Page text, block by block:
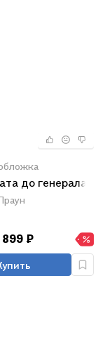
до генерала
899 ₽